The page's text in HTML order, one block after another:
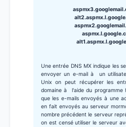
Une entrée DNS MX indique les
envoyer un e-mail à un
Unix on peut récupérer les
domaine à l'aide du
que les e-mails envoyés à une
en fait envoyés au serveur
nombre précédent le serveur
on est censé utiliser le serveur